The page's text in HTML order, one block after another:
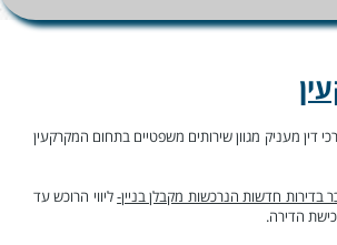
דין מעניק מגוון שירותים משפטיים בתחום המקרקעין
בדירות חדשות הנרכשות מקבלן בניין-ליווי הרוכש עד
הדירה.